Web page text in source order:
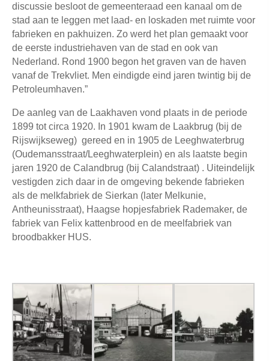
discussie besloot de gemeenteraad een kanaal om de
stad aan te leggen met laad- en loskaden met ruimte voor
fabrieken en pakhuizen. Zo werd het plan gemaakt voor
de eerste industriehaven van de stad en ook van
Nederland. Rond 1900 begon het graven van de haven
vanaf de Trekvliet. Men eindigde eind jaren twintig bij de
Petroleumhaven.”
De aanleg van de Laakhaven vond plaats in de periode
1899 tot circa 1920. In 1901 kwam de Laakbrug (bij de
Rijswijkseweg) gereed en in 1905 de Leeghwaterbrug
(Oudemansstraat/Leeghwaterplein) en als laatste begin
jaren 1920 de Calandbrug (bij Calandstraat) . Uiteindelijk
vestigden zich daar in de omgeving bekende fabrieken
als de melkfabriek de Sierkan (later Melkunie,
Antheunisstraat), Haagse hopjesfabriek Rademaker, de
fabriek van Felix kattenbrood en de meelfabriek van
broodbakker HUS.